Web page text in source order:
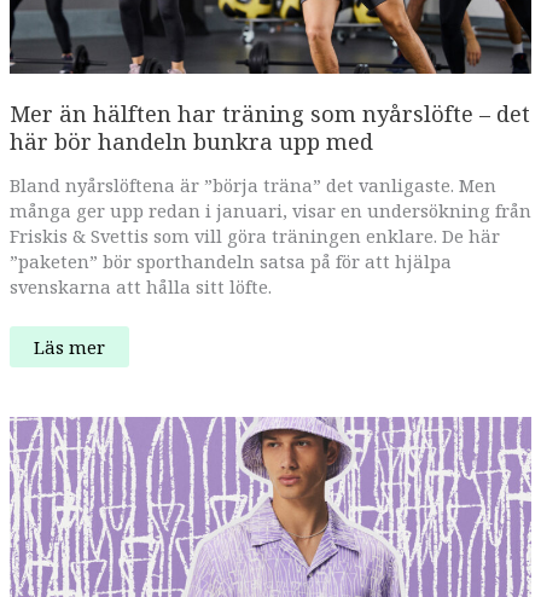
Mer än hälften har träning som nyårslöfte – det
här bör handeln bunkra upp med
Bland nyårslöftena är ”börja träna” det vanligaste. Men
många ger upp redan i januari, visar en undersökning från
Friskis & Svettis som vill göra träningen enklare. De här
”paketen” bör sporthandeln satsa på för att hjälpa
svenskarna att hålla sitt löfte.
Mer
än
träning
som
nyårslöfte
–
det
här
bör
handeln
bunkra
upp
med
Läs mer